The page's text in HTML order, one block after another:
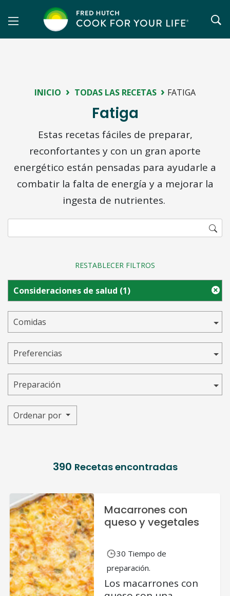
INICIO › TODAS LAS RECETAS › FATIGA
Fatiga
Estas recetas fáciles de preparar,
reconfortantes y con un gran aporte
energético están pensadas para ayudarle a
combatir la falta de energía y a mejorar la
ingesta de nutrientes.
RESTABLECER FILTROS
Consideraciones de salud (1)
Comidas
Preferencias
Preparación
Ordenar por
390 Recetas encontradas
Macarrones con
queso y vegetales
30 Tiempo de
preparación.
Los macarrones con